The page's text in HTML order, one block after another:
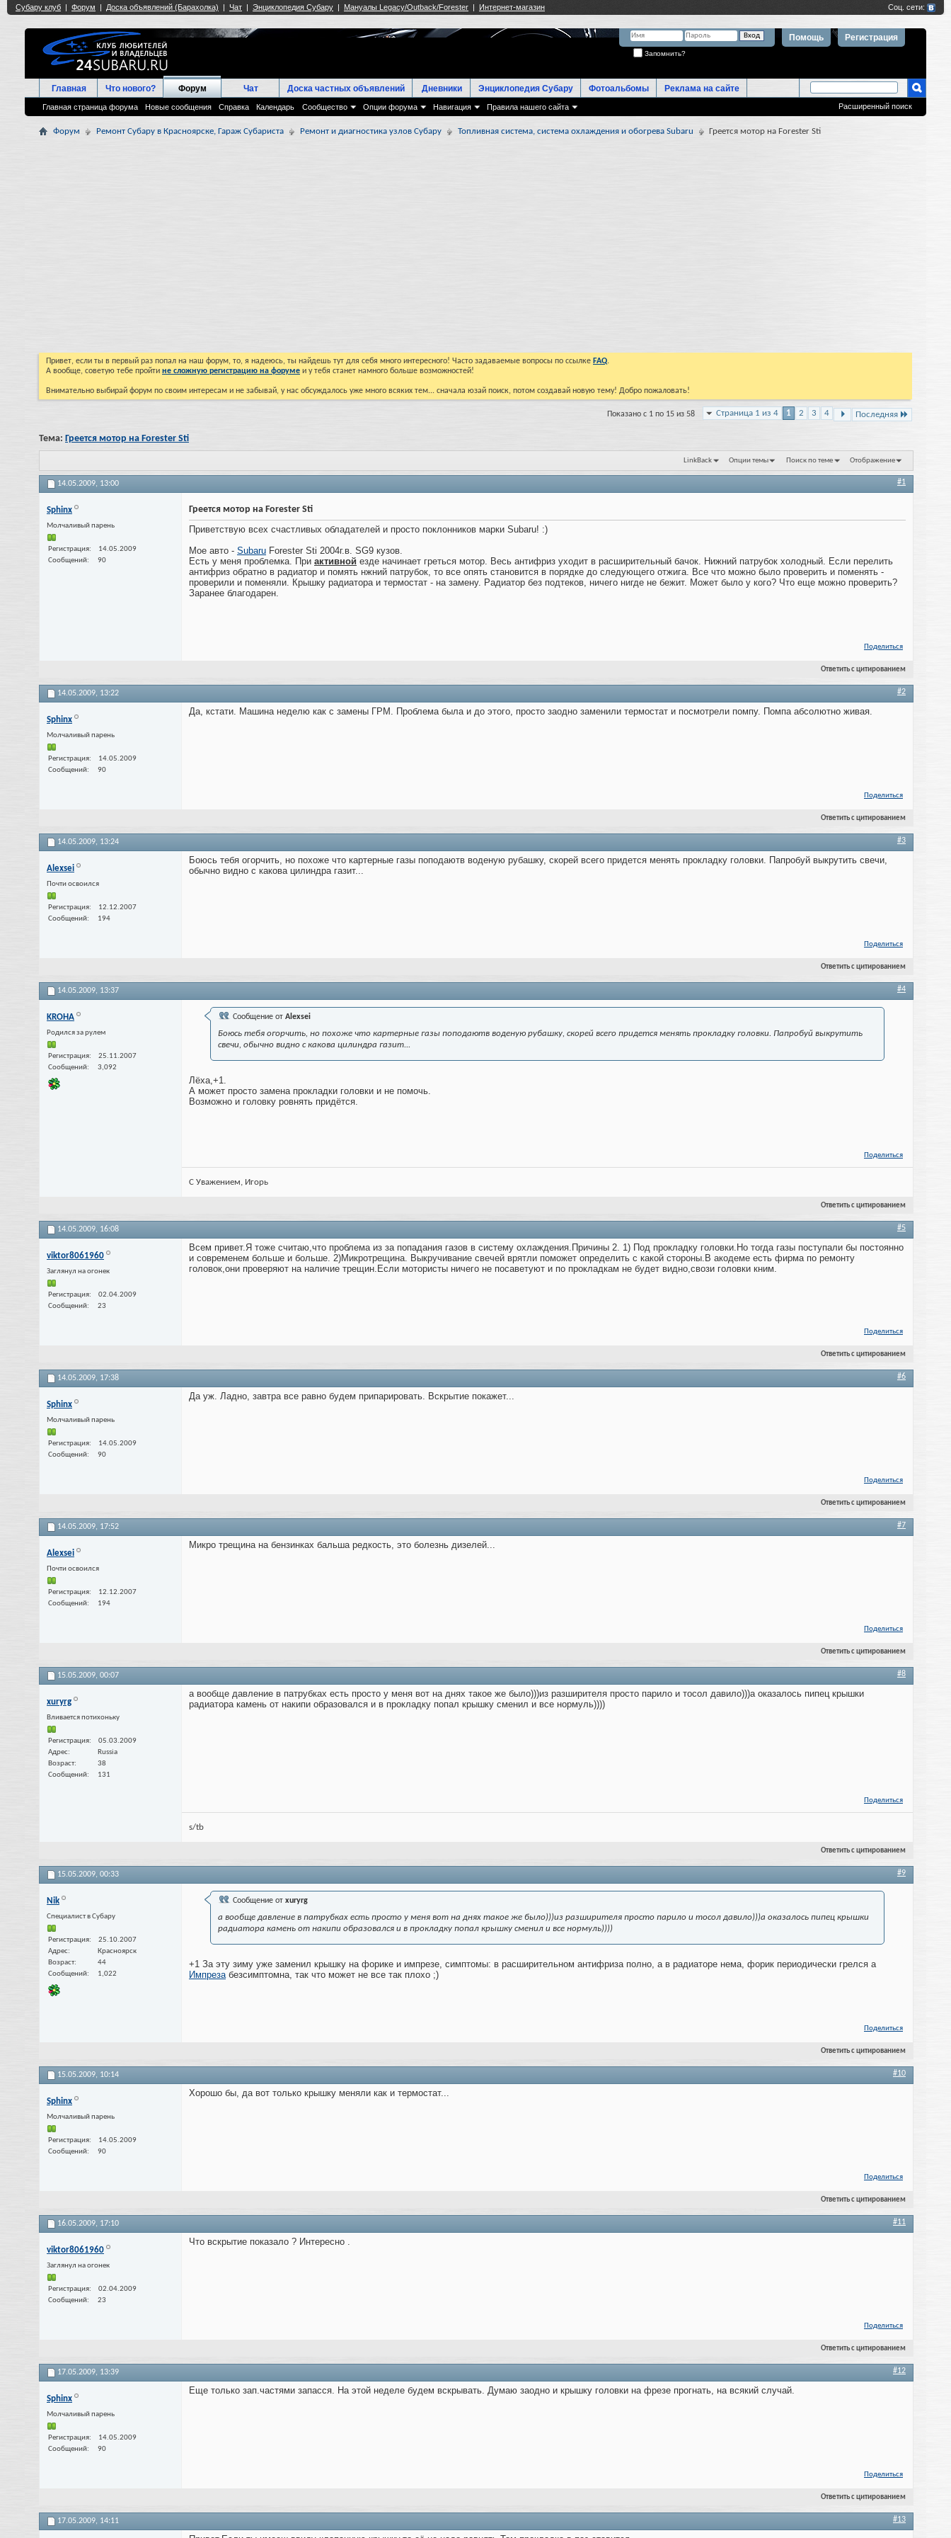
Регистрация
Помощь
Запомнить?
Главная Что нового? Форум
Главная страница форума Новые сообщения Справка Календарь Сообщество Опции форума Навигация Правила нашего сайта
Чат Доска частных объявлений Дневники Энциклопедия Субару Фотоальбомы Реклама на сайте
Расширенный поиск
Форум Ремонт Субару в Красноярске, Гараж Субариста Ремонт и диагностика узлов Субару Топливная система, система охлаждения и обогрева Subaru Греется мотор на Forester Sti
Привет, если ты в первый раз попал на наш форум, то, я надеюсь, ты найдешь тут для себя много интересного! Часто задаваемые вопросы по ссылке FAQ.
А вообще, советую тебе пройти не сложную регистрацию на форуме и у тебя станет намного больше возможностей!
Внимательно выбирай форум по своим интересам и не забывай, у нас обсуждалось уже много всяких тем... сначала юзай поиск, потом создавай новую тему! Добро пожаловать!
Страница 1 из 4 1 2 3 4 Последняя
Показано с 1 по 15 из 58
Тема: Греется мотор на Forester Sti
LinkBack Опции темы Поиск по теме Отображение
14.05.2009, 13:00 #1
Sphinx
Молчаливый парень
Регистрация
14.05.2009
Сообщений
90
Греется мотор на Forester Sti
Приветствую всех счастливых обладателей и просто поклонников марки Subaru! :)
Мое авто - Subaru Forester Sti 2004г.в. SG9 кузов.
Есть у меня проблемка. При активной езде начинает греться мотор. Весь антифриз уходит в расширительный бачок. Нижний патрубок холодный. Если перелить
антифриз обратно в радиатор и помять нжний патрубок, то все опять становится в порядке до следующего отжига. Все что можно было проверить и поменять -
проверили и поменяли. Крышку радиатора и термостат - на замену. Радиатор без подтеков, ничего нигде не бежит. Может было у кого? Что еще можно проверить?
Заранее благодарен.
Поделиться
Ответить с цитированием
14.05.2009, 13:22 #2
Sphinx
Молчаливый парень
Регистрация
14.05.2009
Сообщений
90
Да, кстати. Машина неделю как с замены ГРМ. Проблема была и до этого, просто заодно заменили термостат и посмотрели помпу. Помпа абсолютно живая.
Поделиться
Ответить с цитированием
14.05.2009, 13:24 #3
Alexsei
Почти освоился
Регистрация
12.12.2007
Сообщений
194
Боюсь тебя огорчить, но похоже что картерные газы поподаютв воденую рубашку, скорей всего придется менять прокладку головки. Папробуй выкрутить свечи,
обычно видно с какова цилиндра газит...
Поделиться
Ответить с цитированием
14.05.2009, 13:37 #4
KROHA
Родился за рулем
Регистрация
25.11.2007
Сообщений
3,092
Сообщение от Alexsei
Боюсь тебя огорчить, но похоже что картерные газы поподаютв воденую рубашку, скорей всего придется менять прокладку головки. Папробуй выкрутить
свечи, обычно видно с какова цилиндра газит...
Лёха,+1.
А может просто замена прокладки головки и не помочь.
Возможно и головку ровнять придётся.
Поделиться
С Уважением, Игорь
Ответить с цитированием
14.05.2009, 16:08 #5
viktor8061960
Заглянул на огонек
Регистрация
02.04.2009
Сообщений
23
Всем привет.Я тоже считаю,что проблема из за попадания газов в систему охлаждения.Причины 2. 1) Под прокладку головки.Но тогда газы поступали бы постоянно
и современем больше и больше. 2)Микротрещина. Выкручивание свечей врятли поможет определить с какой стороны.В акодеме есть фирма по ремонту
головок,они проверяют на наличие трещин.Если мотористы ничего не посаветуют и по прокладкам не будет видно,свози головки кним.
Поделиться
Ответить с цитированием
14.05.2009, 17:38 #6
Sphinx
Молчаливый парень
Регистрация
14.05.2009
Сообщений
90
Да уж. Ладно, завтра все равно будем припарировать. Вскрытие покажет...
Поделиться
Ответить с цитированием
14.05.2009, 17:52 #7
Alexsei
Почти освоился
Регистрация
12.12.2007
Сообщений
194
Микро трещина на бензинках бальша редкость, это болезнь дизелей...
Поделиться
Ответить с цитированием
15.05.2009, 00:07 #8
xuryrg
Вливается потихоньку
Регистрация
05.03.2009
Адрес
Russia
Возраст
38
Сообщений
131
а вообще давление в патрубках есть просто у меня вот на днях такое же было)))из разширителя просто парило и тосол давило)))а оказалось пипец крышки
радиатора камень от накипи образовался и в прокладку попал крышку сменил и все нормуль))))
Поделиться
s/tb
Ответить с цитированием
15.05.2009, 00:33 #9
Nik
Специалист в Субару
Регистрация
25.10.2007
Адрес
Красноярск
Возраст
44
Сообщений
1,022
Сообщение от xuryrg
а вообще давление в патрубках есть просто у меня вот на днях такое же было)))из разширителя просто парило и тосол давило)))а оказалось пипец крышки
радиатора камень от накипи образовался и в прокладку попал крышку сменил и все нормуль))))
+1 За эту зиму уже заменил крышку на форике и импрезе, симптомы: в расширительном антифриза полно, а в радиаторе нема, форик периодически грелся а
Импрезабезсимптомна, так что может не все так плохо ;)
Поделиться
Ответить с цитированием
15.05.2009, 10:14 #10
Sphinx
Молчаливый парень
Регистрация
14.05.2009
Сообщений
90
Хорошо бы, да вот только крышку меняли как и термостат...
Поделиться
Ответить с цитированием
16.05.2009, 17:10 #11
viktor8061960
Заглянул на огонек
Регистрация
02.04.2009
Сообщений
23
Что вскрытие показало ? Интересно .
Поделиться
Ответить с цитированием
17.05.2009, 13:39 #12
Sphinx
Молчаливый парень
Регистрация
14.05.2009
Сообщений
90
Еще только зап.частями запасся. На этой неделе будем вскрывать. Думаю заодно и крышку головки на фрезе прогнать, на всякий случай.
Поделиться
Ответить с цитированием
17.05.2009, 14:11 #13